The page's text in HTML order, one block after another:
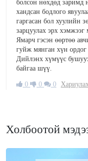
болсон нөхдөд заримд
хандсан бодлого
гаргасан бол хуулийн
зарцуулах эрх хэмжээг
Ямарч гэсэн өөртөө
гуйж мянган хүн ордог
Дийлэнх хүмүүс
байгаа шүү.
0 0 0 Хариулах
Холбоотой